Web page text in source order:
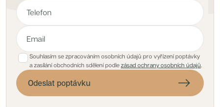
Souhlasím se zpracováním osobních údajů pro vyřízení poptávky
a zasílání obchodních sdělení podle zásad ochrany osobních údajů.
Odeslat poptávku